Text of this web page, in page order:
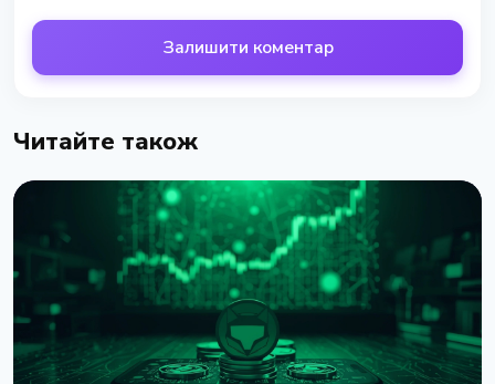
Залишити коментар
Читайте також